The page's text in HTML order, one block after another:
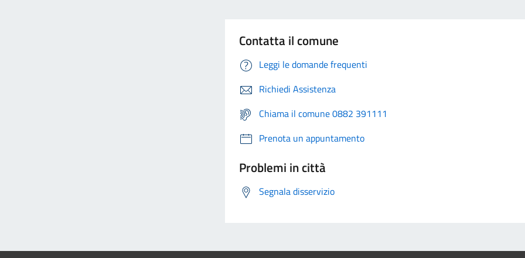
Contatta il comune
Leggi le domande frequenti
Richiedi Assistenza
Chiama il comune 0882 391111
Prenota un appuntamento
Problemi in città
Segnala disservizio